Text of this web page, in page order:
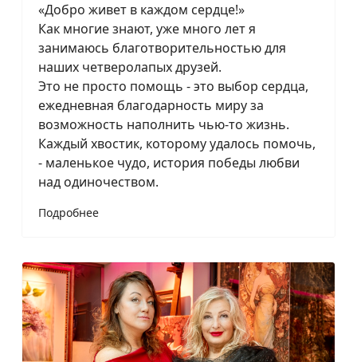
«Добро живет в каждом сердце!»
Как многие знают, уже много лет я
занимаюсь благотворительностью для
наших четверолапых друзей.
Это не просто помощь - это выбор сердца,
ежедневная благодарность миру за
возможность наполнить чью-то жизнь.
Каждый хвостик, которому удалось помочь,
- маленькое чудо, история победы любви
над одиночеством.
Подробнее